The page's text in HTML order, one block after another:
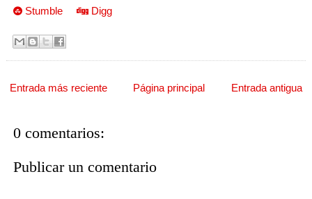
Stumble
Digg
Entrada más reciente Entrada antigua
Página principal
0 comentarios:
Publicar un comentario